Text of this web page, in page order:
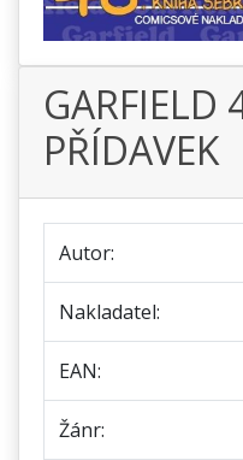
GARFIELD
PŘÍDAVEK
Autor:
Nakladatel:
EAN:
Žánr: